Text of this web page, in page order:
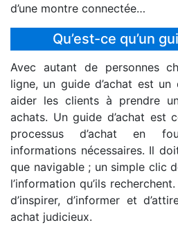
d’une montre connectée…
Qu’est-ce qu’un
Avec autant de personnes
ligne, un guide d’achat est
aider les clients à prendre
achats. Un guide d’achat est
processus d’achat en
informations nécessaires. Il
que navigable ; un simple clic
l’information qu’ils
d’inspirer, d’informer et
achat judicieux.